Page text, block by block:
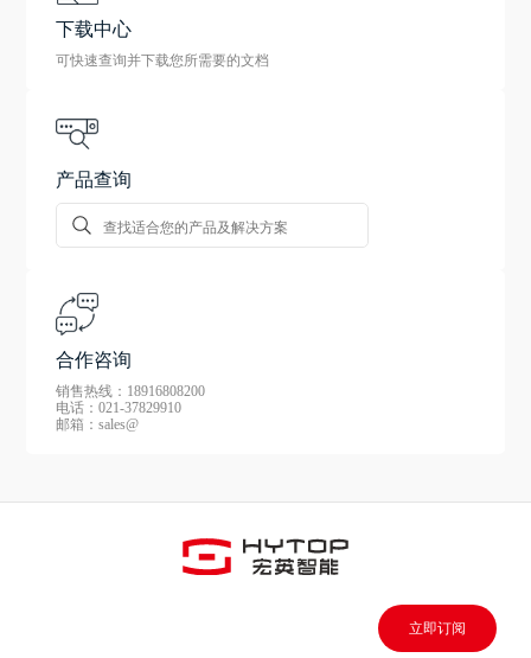
下载中心
可快速查询并下载您所需要的文档
产品查询
合作咨询
销售热线：18916808200
电话：021-37829910
邮箱：sales@
立即订阅